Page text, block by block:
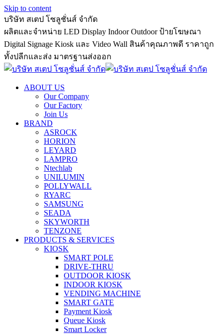
Skip to content
บริษัท สเตป โซลูชั่นส์ จำกัด
ผลิตและจำหน่าย LED Display Indoor Outdoor ป้ายโฆษณา
Digital Signage Kiosk และ Video Wall สินค้าคุณภาพดี ราคาถูก
ทั้งปลีกและส่ง มาตรฐานส่งออก
ABOUT US
Our Company
Our Factory
Join Us
BRAND
ASROCK
HORION
LEYARD
LAMPRO
Ntechlab
UNILUMIN
POLLYWALL
RYARC
SAMSUNG
SEADA
SKYWORTH
TENZONE
PRODUCTS & SERVICES
KIOSK
SMART POLE
DRIVE-THRU
OUTDOOR KIOSK
INDOOR KIOSK
VENDING MACHINE
SMART GATE
Payment Kiosk
Queue Kiosk
Smart Locker